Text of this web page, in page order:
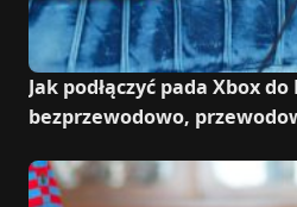
Jak podłączyć pada Xbox
bezprzewodowo,